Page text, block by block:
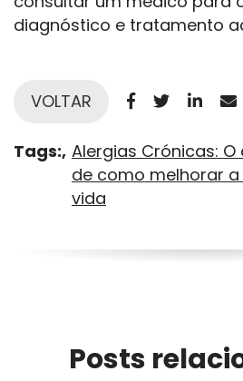
diagnóstico e tratamento
VOLTAR Facebook
Twitter
Tags: Alergias Crónicas:
de como melhorar
vida
Posts